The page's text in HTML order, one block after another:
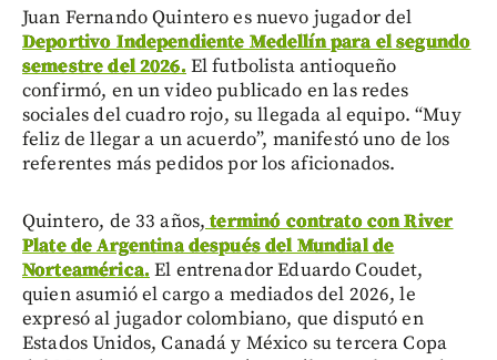
Juan Fernando Quintero es nuevo jugador del
Deportivo Independiente Medellín para el segundo
semestre del 2026. El futbolista antioqueño
confirmó, en un video publicado en las redes
sociales del cuadro rojo, su llegada al equipo. “Muy
feliz de llegar a un acuerdo”, manifestó uno de los
referentes más pedidos por los aficionados.
Quintero, de 33 años, terminó contrato con River
Plate de Argentina después del Mundial de
Norteamérica. El entrenador Eduardo Coudet,
quien asumió el cargo a mediados del 2026, le
expresó al jugador colombiano, que disputó en
Estados Unidos, Canadá y México su tercera Copa